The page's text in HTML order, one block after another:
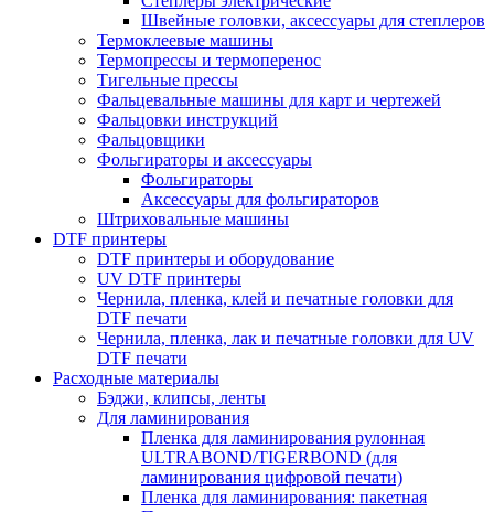
Швейные головки, аксессуары для степлеров
Термоклеевые машины
Термопрессы и термоперенос
Тигельные прессы
Фальцевальные машины для карт и чертежей
Фальцовки инструкций
Фальцовщики
Фольгираторы и аксессуары
Фольгираторы
Аксессуары для фольгираторов
Штриховальные машины
DTF принтеры
DTF принтеры и оборудование
UV DTF принтеры
Чернила, пленка, клей и печатные головки для
DTF печати
Чернила, пленка, лак и печатные головки для UV
DTF печати
Расходные материалы
Бэджи, клипсы, ленты
Для ламинирования
Пленка для ламинирования рулонная
ULTRABOND/TIGERBOND (для
ламинирования цифровой печати)
Пленка для ламинирования: пакетная